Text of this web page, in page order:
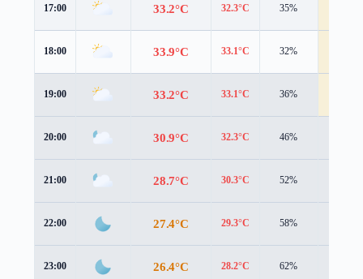
17:00 33.2°C 32.3°C 35%
18:00 33.9°C 33.1°C 32%
19:00 33.2°C 33.1°C 36%
20:00 30.9°C 32.3°C 46%
21:00 28.7°C 30.3°C 52%
22:00 27.4°C 29.3°C 58%
23:00 26.4°C 28.2°C 62%